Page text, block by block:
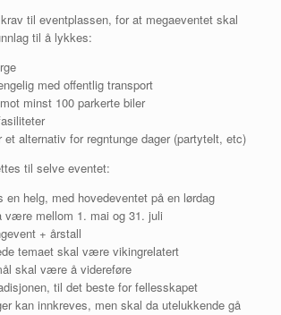
til eventplassen, for at megaeventet skal
til å lykkes:
med offentlig transport
minst 100 parkerte biler
et alternativ for regntunge dager (partytelt, etc)
til selve eventet:
en helg, med hovedeventet på en lørdag
være mellom 1. mai og 31. juli
+ årstall
temaet skal være vikingrelatert
skal være å videreføre
til det beste for fellesskapet
kan innkreves, men skal da utelukkende gå